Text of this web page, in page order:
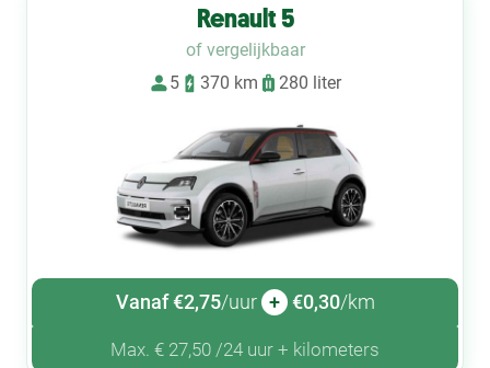
Renault 5
of vergelijkbaar
5
370 km 280 liter
Vanaf €2,75/uur + €0,30/km
Max. € 27,50 /24 uur + kilometers